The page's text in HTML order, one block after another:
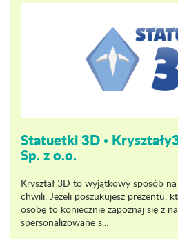
Statuetki 3D •
Sp. z o.o.
Kryształ 3D to wyjątkowy sposób
chwili. Jeżeli poszukujesz prezentu,
osobę to koniecznie zapoznaj się z
spersonalizowane s...